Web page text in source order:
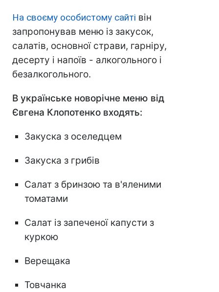
На своєму особистому сайті він
запропонував меню із закусок,
салатів, основної страви, гарніру,
десерту і напоїв - алкогольного і
безалкогольного.
В українське новорічне меню від
Євгена Клопотенко входять:
Закуска з оселедцем
Закуска з грибів
Салат з бринзою та в'яленими
томатами
Салат із запеченої капусти з
куркою
Верещака
Товчанка